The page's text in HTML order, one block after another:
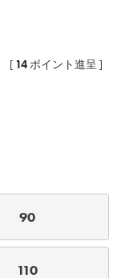
[ 14ポイント進呈 ]
90
110